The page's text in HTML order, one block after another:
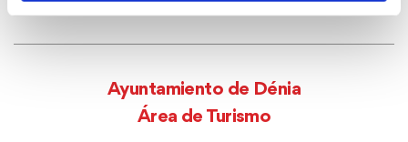
Ayuntamiento de Dénia
Área de Turismo